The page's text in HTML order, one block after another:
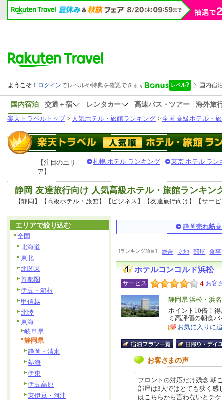
国内宿泊 交通＋宿 レンタカー 高速バス・ツアー
海外旅
楽天トラベルトップ> 人気ホテル・旅館ランキング > 全国 高級ホテル・
【注目のエリ
ア】
札幌 ホテル ランキング 東京 ホテル ラン
静岡 友達旅行向け 人気高級ホテル・旅館ランキン
【静岡】【高級ホテル・旅館】【ビジネス】【友達旅行向け】【サー
静岡売れ筋
[ランキング項目] 総合 立地 部屋 食事
ホテルコンコルド浜松
サービス 4 お客
エ
リ
ア
静岡県 浜松・浜
特
徴
ポイント10倍！
ミ高評価の朝食
お気に入りに
お客さまの声
フロントの対応だけ残念 朝
部屋は3人ではとても狭く感
はこちらから言わないとチ
エリアで絞り込む
全国
北海道
東北
北関東
首都圏
伊豆・箱根
甲信越
北陸
東海
岐阜県
静岡県
静岡・清水
熱海
伊東
伊豆高原
東伊豆・河津